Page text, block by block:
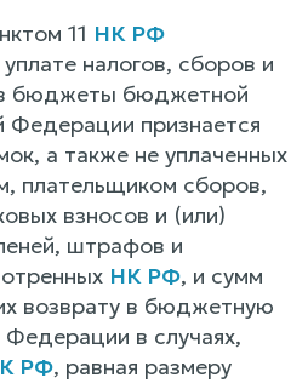
11 НК РФ
налогов, сборов и
бюджеты бюджетной
Федерации признается
а также не уплаченных
плательщиком сборов,
взносов и (или)
штрафов и
НК РФ, и сумм
возврату в бюджетную
в случаях,
РФ, равная размеру